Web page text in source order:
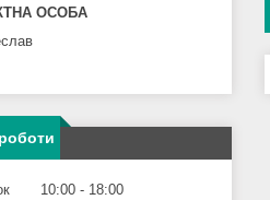
10:00
18:00